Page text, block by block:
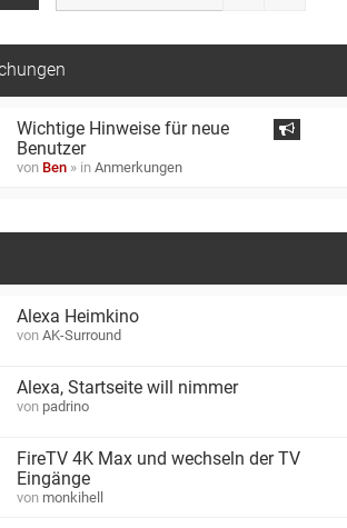
Wichtige Hinweise für neue
Benutzer
von Ben » in Anmerkungen
Alexa Heimkino
von AK-Surround
Alexa, Startseite will nimmer
von padrino
FireTV 4K Max und wechseln der TV
Eingänge
von monkihell